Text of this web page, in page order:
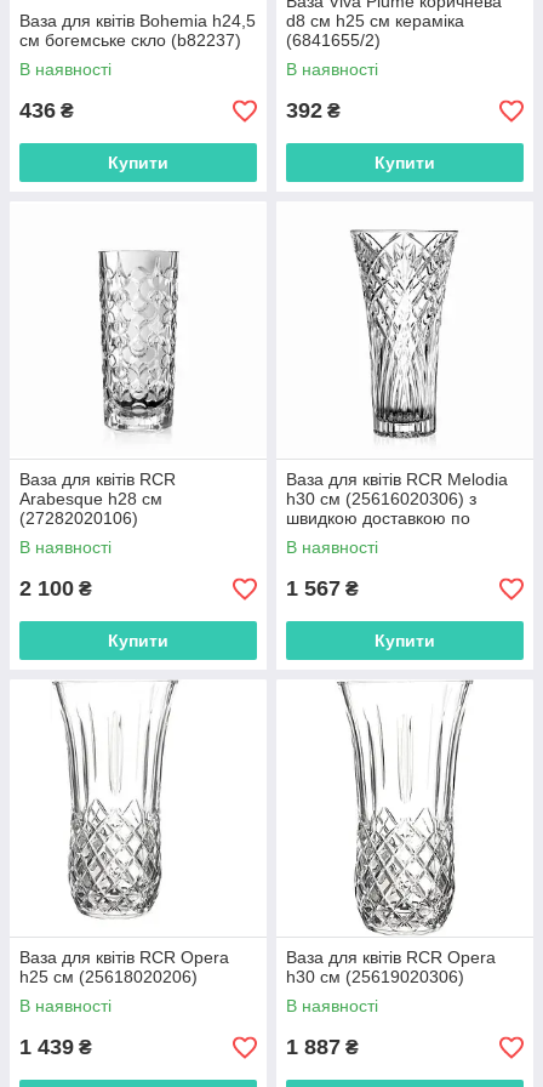
Ваза для квітів Bohemia h24,5
см богемське скло (b82237)
В наявності
436 ₴
Купити
d8 см h25 см кераміка
(6841655/2)
В наявності
392 ₴
Купити
Ваза для квітів RCR
Arabesque h28 см
(27282020106)
В наявності
2 100 ₴
Купити
Ваза для квітів RCR Melodia
h30 см (25616020306) з
швидкою доставкою по
Україні
В наявності
1 567 ₴
Купити
Ваза для квітів RCR Opera
h25 см (25618020206)
В наявності
1 439 ₴
Ваза для квітів RCR Opera
h30 см (25619020306)
В наявності
1 887 ₴